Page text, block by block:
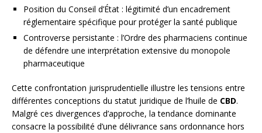
Position du Conseil d’État : légitimité d’un encadrement
réglementaire spécifique pour protéger la santé publique
Controverse persistante : l’Ordre des pharmaciens continue
de défendre une interprétation extensive du monopole
pharmaceutique
Cette confrontation jurisprudentielle illustre les tensions entre
différentes conceptions du statut juridique de l’huile de CBD.
Malgré ces divergences d’approche, la tendance dominante
consacre la possibilité d’une délivrance sans ordonnance hors